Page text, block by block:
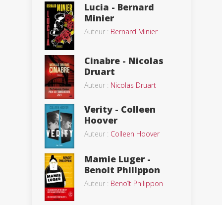
Lucia - Bernard
Minier
Auteur : Bernard Minier
Cinabre - Nicolas
Druart
Auteur : Nicolas Druart
Verity - Colleen
Hoover
Auteur : Colleen Hoover
Mamie Luger -
Benoit Philippon
Auteur : Benoît Philippon